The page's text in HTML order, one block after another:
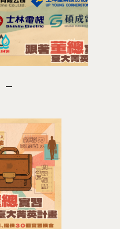
關於我們
學院簡介
相關法規
團隊成員
領域專長
24hrs D
業務單位
創新教育中心
創新領域學士學位學程
創意創業學分學程
領導學分學程
相關計畫
跟著董總實習
企業出題X臺大解題
探索學習計畫
相關表單
D電子報